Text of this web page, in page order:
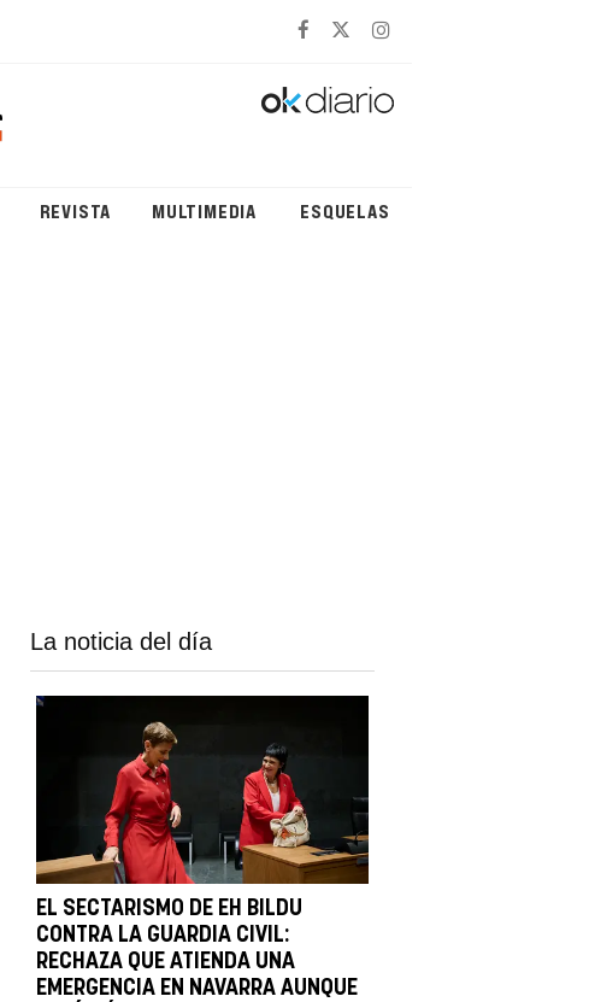
REVISTA MULTIMEDIA ESQUELAS
La noticia del día
EL SECTARISMO DE EH BILDU
CONTRA LA GUARDIA CIVIL:
RECHAZA QUE ATIENDA UNA
EMERGENCIA EN NAVARRA AUNQUE